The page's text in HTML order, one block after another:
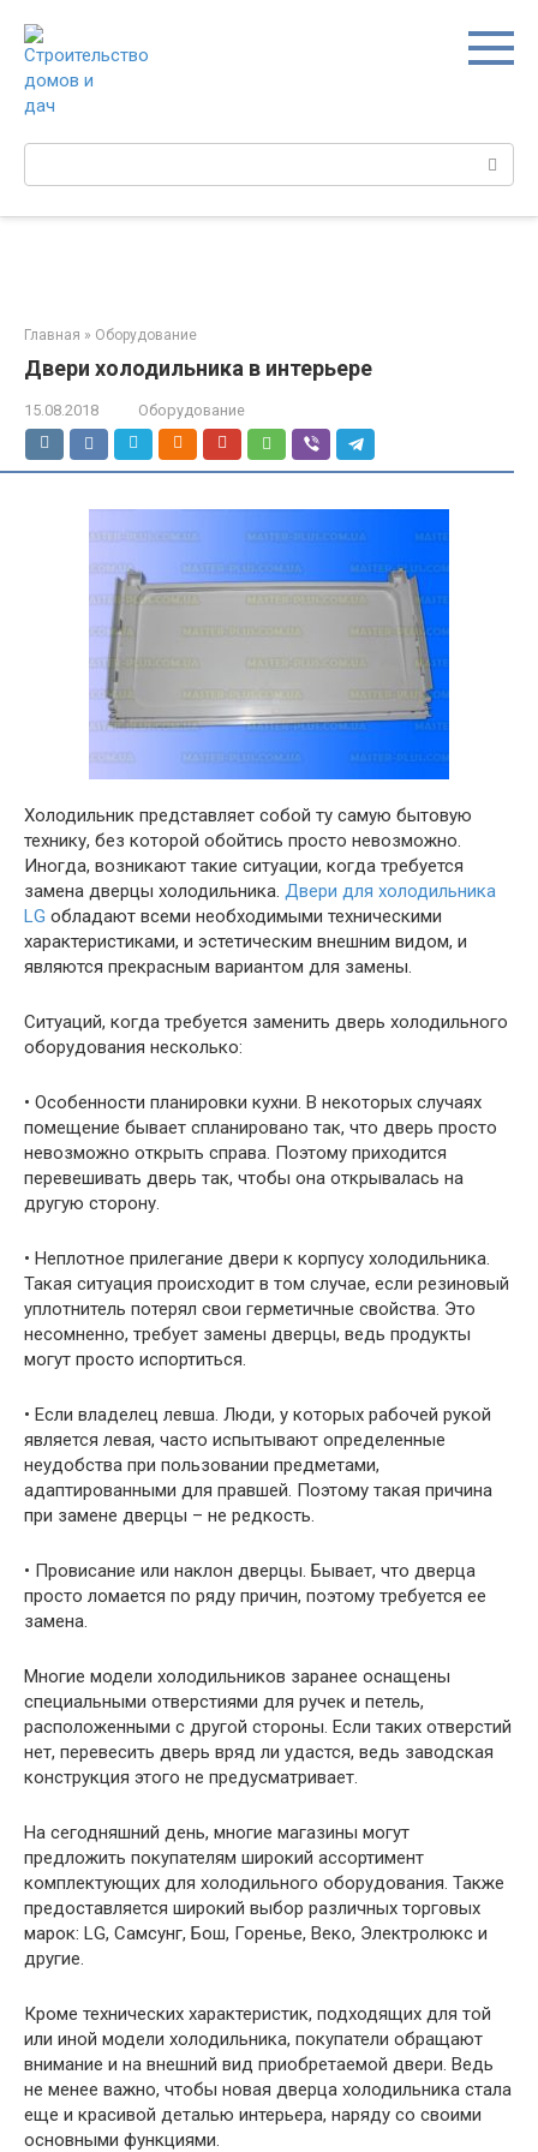
контенту
Главная » Оборудование
Двери холодильника в интерьере
15.08.2018 Оборудование
Холодильник представляет собой ту самую бытовую
технику, без которой обойтись просто невозможно.
Иногда, возникают такие ситуации, когда требуется
замена дверцы холодильника. Двери для холодильника
LG обладают всеми необходимыми техническими
характеристиками, и эстетическим внешним видом, и
являются прекрасным вариантом для замены.
Ситуаций, когда требуется заменить дверь холодильного
оборудования несколько:
• Особенности планировки кухни. В некоторых случаях
помещение бывает спланировано так, что дверь просто
невозможно открыть справа. Поэтому приходится
перевешивать дверь так, чтобы она открывалась на
другую сторону.
• Неплотное прилегание двери к корпусу холодильника.
Такая ситуация происходит в том случае, если резиновый
уплотнитель потерял свои герметичные свойства. Это
несомненно, требует замены дверцы, ведь продукты
могут просто испортиться.
• Если владелец левша. Люди, у которых рабочей рукой
является левая, часто испытывают определенные
неудобства при пользовании предметами,
адаптированными для правшей. Поэтому такая причина
при замене дверцы – не редкость.
• Провисание или наклон дверцы. Бывает, что дверца
просто ломается по ряду причин, поэтому требуется ее
замена.
Многие модели холодильников заранее оснащены
специальными отверстиями для ручек и петель,
расположенными с другой стороны. Если таких отверстий
нет, перевесить дверь вряд ли удастся, ведь заводская
конструкция этого не предусматривает.
На сегодняшний день, многие магазины могут
предложить покупателям широкий ассортимент
комплектующих для холодильного оборудования. Также
предоставляется широкий выбор различных торговых
марок: LG, Самсунг, Бош, Горенье, Веко, Электролюкс и
другие.
Кроме технических характеристик, подходящих для той
или иной модели холодильника, покупатели обращают
внимание и на внешний вид приобретаемой двери. Ведь
не менее важно, чтобы новая дверца холодильника стала
еще и красивой деталью интерьера, наряду со своими
основными функциями.